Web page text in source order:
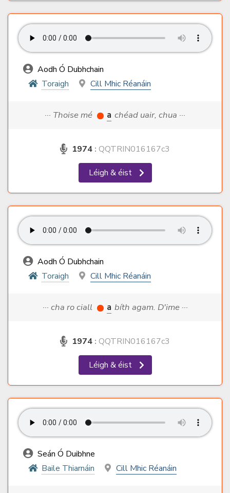
Aodh Ó Dubhchain
Toraigh
Cill Mhic Réanáin
··· Thoise mé a chéad uair, chua ···
1974 : QQTRIN016167c3
Léigh & éist
Aodh Ó Dubhchain
Toraigh
Cill Mhic Réanáin
··· cha ro ciall a bíth agam. D'ime ···
1974 : QQTRIN016167c3
Léigh & éist
Seán Ó Duibhne
Baile Thiarnáin
Cill Mhic Réanáin